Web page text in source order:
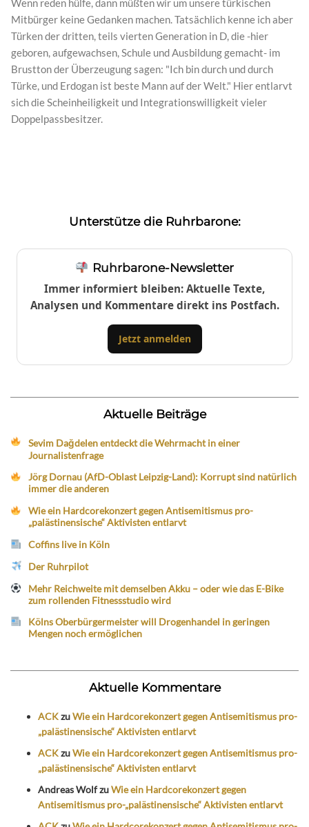
Wenn reden hülfe, dann müßten wir um unsere türkischen
Mitbürger keine Gedanken machen. Tatsächlich kenne ich aber
Türken der dritten, teils vierten Generation in D, die -hier
geboren, aufgewachsen, Schule und Ausbildung gemacht- im
Brustton der Überzeugung sagen: "Ich bin durch und durch
Türke, und Erdogan ist beste Mann auf der Welt." Hier entlarvt
sich die Scheinheiligkeit und Integrationswilligkeit vieler
Doppelpassbesitzer.
Unterstütze die Ruhrbarone:
Ruhrbarone-Newsletter
Immer informiert bleiben: Aktuelle Texte,
Analysen und Kommentare direkt ins Postfach.
Jetzt anmelden
Aktuelle Beiträge
Sevim Dağdelen entdeckt die Wehrmacht in einer
Journalistenfrage
Jörg Dornau (AfD-Oblast Leipzig-Land): Korrupt sind natürlich
immer die anderen
Wie ein Hardcorekonzert gegen Antisemitismus pro-
„palästinensische“ Aktivisten entlarvt
Coffins live in Köln
Der Ruhrpilot
Mehr Reichweite mit demselben Akku – oder wie das E-Bike
zum rollenden Fitnessstudio wird
Kölns Oberbürgermeister will Drogenhandel in geringen
Mengen noch ermöglichen
Aktuelle Kommentare
ACKzuWie ein Hardcorekonzert gegen Antisemitismus pro-
„palästinensische“ Aktivisten entlarvt
ACKzuWie ein Hardcorekonzert gegen Antisemitismus pro-
„palästinensische“ Aktivisten entlarvt
Andreas WolfzuWie ein Hardcorekonzert gegen
Antisemitismus pro-„palästinensische“ Aktivisten entlarvt